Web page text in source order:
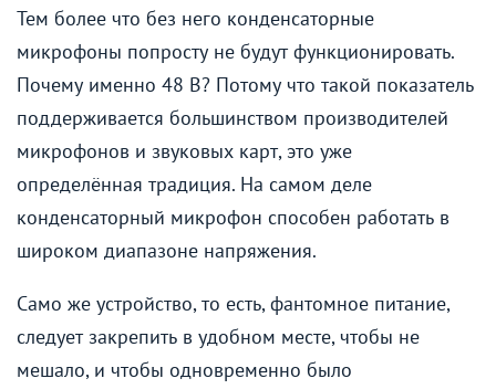
Тем более что без него конденсаторные
микрофоны попросту не будут функционировать.
Почему именно 48 В? Потому что такой показатель
поддерживается большинством производителей
микрофонов и звуковых карт, это уже
определённая традиция. На самом деле
конденсаторный микрофон способен работать в
широком диапазоне напряжения.
Само же устройство, то есть, фантомное питание,
следует закрепить в удобном месте, чтобы не
мешало, и чтобы одновременно было